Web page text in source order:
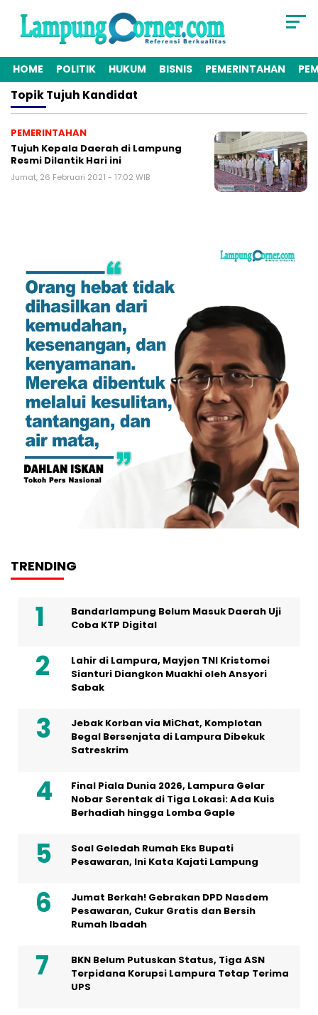
HOME POLITIK HUKUM BISNIS PEMERINTAHAN
TopikTujuh Kandidat
PEMERINTAHAN
Tujuh Kepala Daerah di Lampung
Resmi Dilantik Hari ini
Jumat, 26 Februari 2021 - 17:02 WIB
TRENDING
Bandarlampung Belum Masuk Daerah Uji
Coba KTP Digital
Lahir di Lampura, Mayjen TNI Kristomei
Sianturi Diangkon Muakhi oleh Ansyori
Sabak
Jebak Korban via MiChat, Komplotan
Begal Bersenjata di Lampura Dibekuk
Satreskrim
Final Piala Dunia 2026, Lampura Gelar
Nobar Serentak di Tiga Lokasi: Ada Kuis
Berhadiah hingga Lomba Gaple
Soal Geledah Rumah Eks Bupati
Pesawaran, Ini Kata Kajati Lampung
Jumat Berkah! Gebrakan DPD Nasdem
Pesawaran, Cukur Gratis dan Bersih
Rumah Ibadah
BKN Belum Putuskan Status, Tiga ASN
Terpidana Korupsi Lampura Tetap Terima
UPS